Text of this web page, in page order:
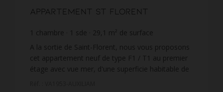
Appartement St Florent
1 chambre 1 sde 29,1 m² de surface
5 233,68 €
prix / m²
A la sortie de Saint-Florent, nous vous proposons
cet appartement neuf de type F1 / T1 au premier
étage avec vue mer, d'une superficie habitable de